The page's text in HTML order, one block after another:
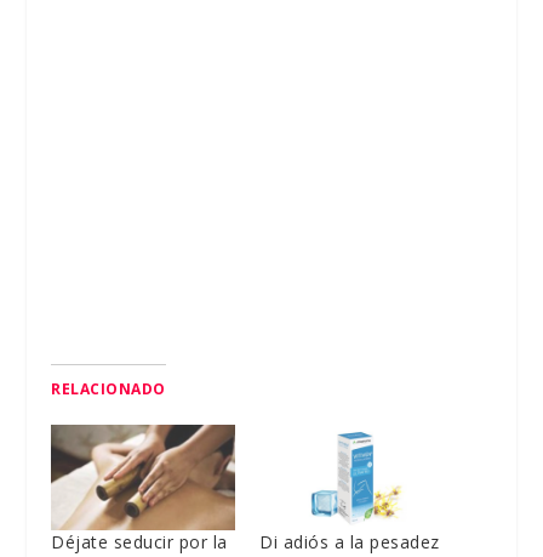
RELACIONADO
Déjate seducir por la
Di adiós a la pesadez